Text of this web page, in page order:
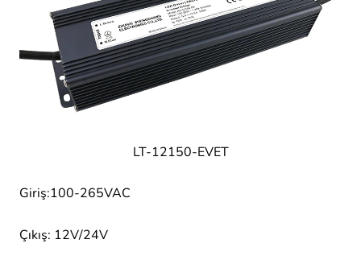
LT-12150-EVET
Giriş:100-265VAC
Çıkış: 12V/24V